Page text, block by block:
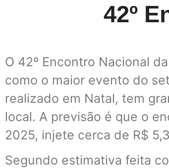
42º
O 42º Encontro Nacional
como o maior evento do
realizado em Natal, tem
local. A previsão é que o
2025, injete cerca de R$
Segundo estimativa feita